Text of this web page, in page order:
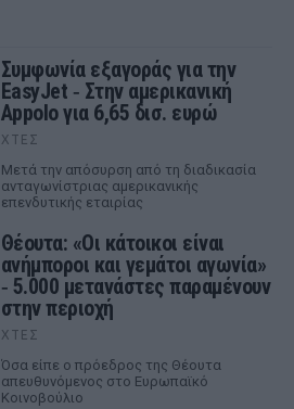
Συμφωνία εξαγοράς για την
EasyJet ‑ Στην αμερικανική
Appolo για 6,65 δισ. ευρώ
ΧΤΕΣ
Μετά την απόσυρση από τη διαδικασία
ανταγωνίστριας αμερικανικής
επενδυτικής εταιρίας
Θέουτα: «Οι κάτοικοι είναι
ανήμποροι και γεμάτοι αγωνία»
‑ 5.000 μετανάστες παραμένουν
στην περιοχή
ΧΤΕΣ
Όσα είπε ο πρόεδρος της Θέουτα
απευθυνόμενος στο Ευρωπαϊκό
Κοινοβούλιο